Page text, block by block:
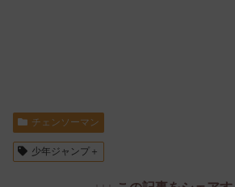
チェンソーマン
少年ジャンプ＋